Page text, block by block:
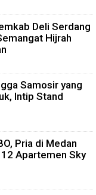
Deli Serdang
Hijrah
Samosir yang
Intip Stand
Pria di Medan
Apartemen Sky